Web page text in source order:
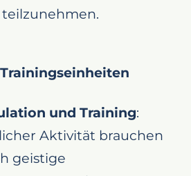
und Training:
Aktivität brauchen
geistige